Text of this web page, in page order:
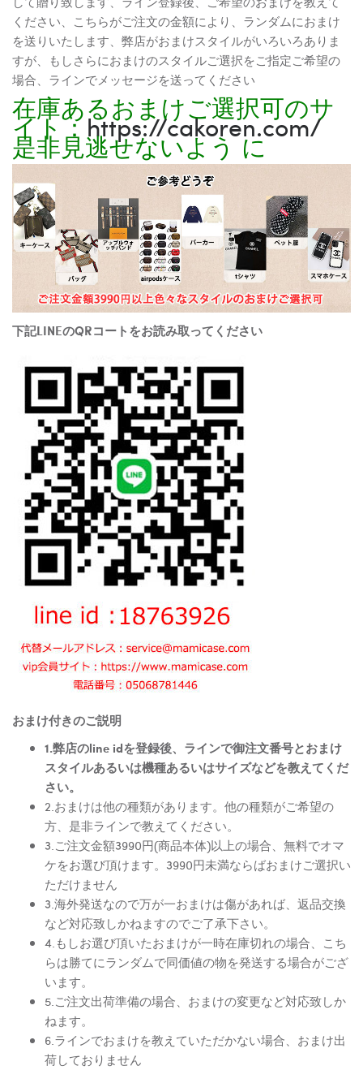
ください、こちらがご注文の金額により、ランダムにおまけ
を送りいたします、弊店がおまけスタイルがいろいろありま
すが、もしさらにおまけのスタイルご選択をご指定ご希望の
場合、ラインでメッセージを送ってください
在庫あるおまけご選択可のサ
イト：https://cakoren.com/
是非見逃せないよう に
下記LINEのQRコートをお読み取ってください
おまけ付きのご説明
1.弊店のline idを登録後、ラインで御注文番号とおまけ
スタイルあるいは機種あるいはサイズなどを教えてくだ
さい。
2.おまけは他の種類があります。他の種類がご希望の
方、是非ラインで教えてください。
3.ご注文金額3990円(商品本体)以上の場合、無料でオマ
ケをお選び頂けます。3990円未満ならばおまけご選択い
ただけません
3.海外発送なので万が一おまけは傷があれば、返品交換
など対応致しかねますのでご了承下さい。
4.もしお選び頂いたおまけが一時在庫切れの場合、こち
らは勝てにランダムで同価値の物を発送する場合がござ
います。
5.ご注文出荷準備の場合、おまけの変更など対応致しか
ねます。
6.ラインでおまけを教えていただかない場合、おまけ出
荷しておりません